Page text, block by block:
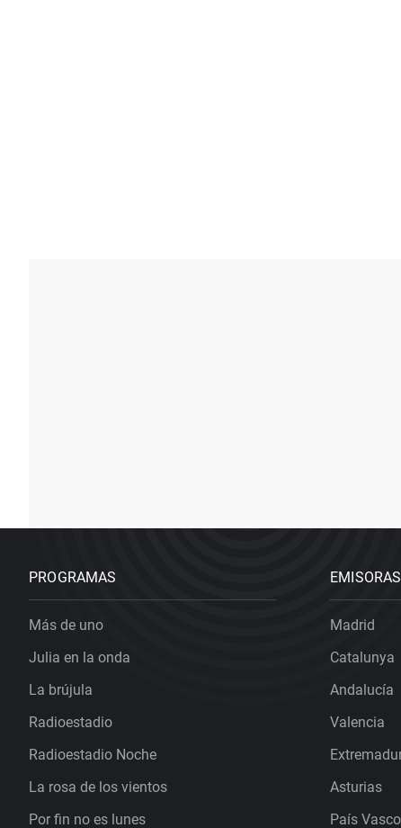
PROGRAMAS
Más de uno
Julia en la onda
La brújula
Radioestadio
Radioestadio Noche
La rosa de los vientos
Por fin no es lunes
EMISORAS
Madrid
Catalunya
Andalucía
Valencia
Asturias
País Vasco